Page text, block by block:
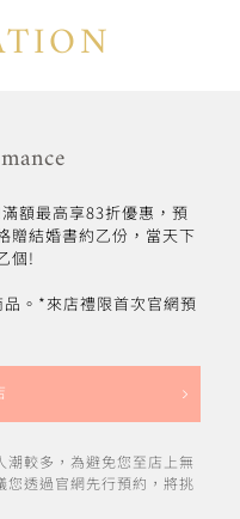
額最高享83折優惠，預
贈結婚書約乙份，當天下
個!
。*來店禮限首次官網預
較多，為避免您至店上無
您透過官網先行預約，將挑